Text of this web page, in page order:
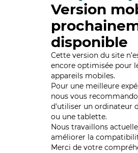
Version
disponible
Cette version du site
encore optimisée pour
appareils mobiles.
Pour une meilleure
nous vous
d'utiliser un ordinateur
ou une tablette.
Nous travaillons
améliorer la
Merci de votre